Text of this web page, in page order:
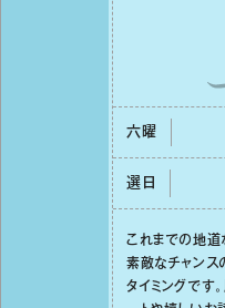
六曜
選日
これまでの地道
素敵なチャンス
タイミングです